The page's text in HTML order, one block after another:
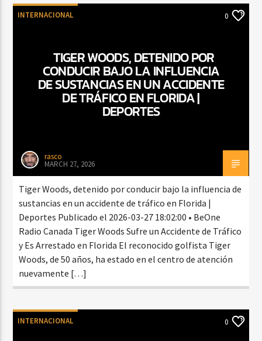
INTERNACIONAL 0
TIGER WOODS, DETENIDO POR
CONDUCIR BAJO LA INFLUENCIA
DE SUSTANCIAS EN UN ACCIDENTE
DE TRÁFICO EN FLORIDA |
DEPORTES
rasco
MARCH 27, 2026
Tiger Woods, detenido por conducir bajo la influencia de
sustancias en un accidente de tráfico en Florida |
Deportes Publicado el 2026-03-27 18:02:00 • BeOne
Radio Canada Tiger Woods Sufre un Accidente de Tráfico
y Es Arrestado en Florida El reconocido golfista Tiger
Woods, de 50 años, ha estado en el centro de atención
nuevamente […]
INTERNACIONAL 0